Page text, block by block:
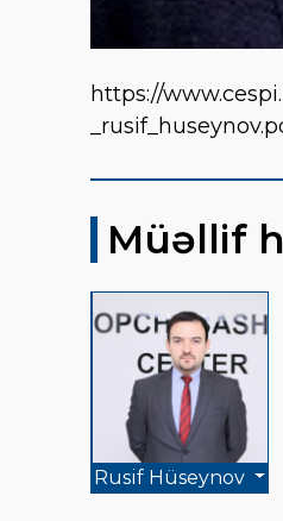
https://
Müəllif
Rusif Hüseynov